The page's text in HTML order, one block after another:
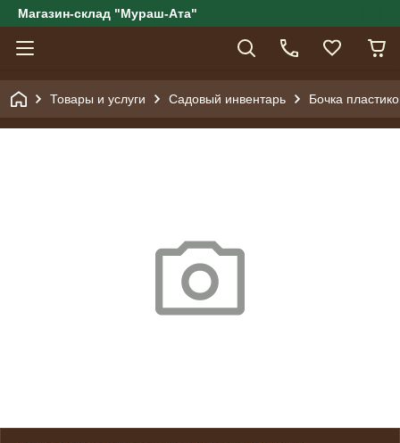
Магазин-склад "Мураш-Ата"
Товары и услуги Садовый инвентарь Бочка